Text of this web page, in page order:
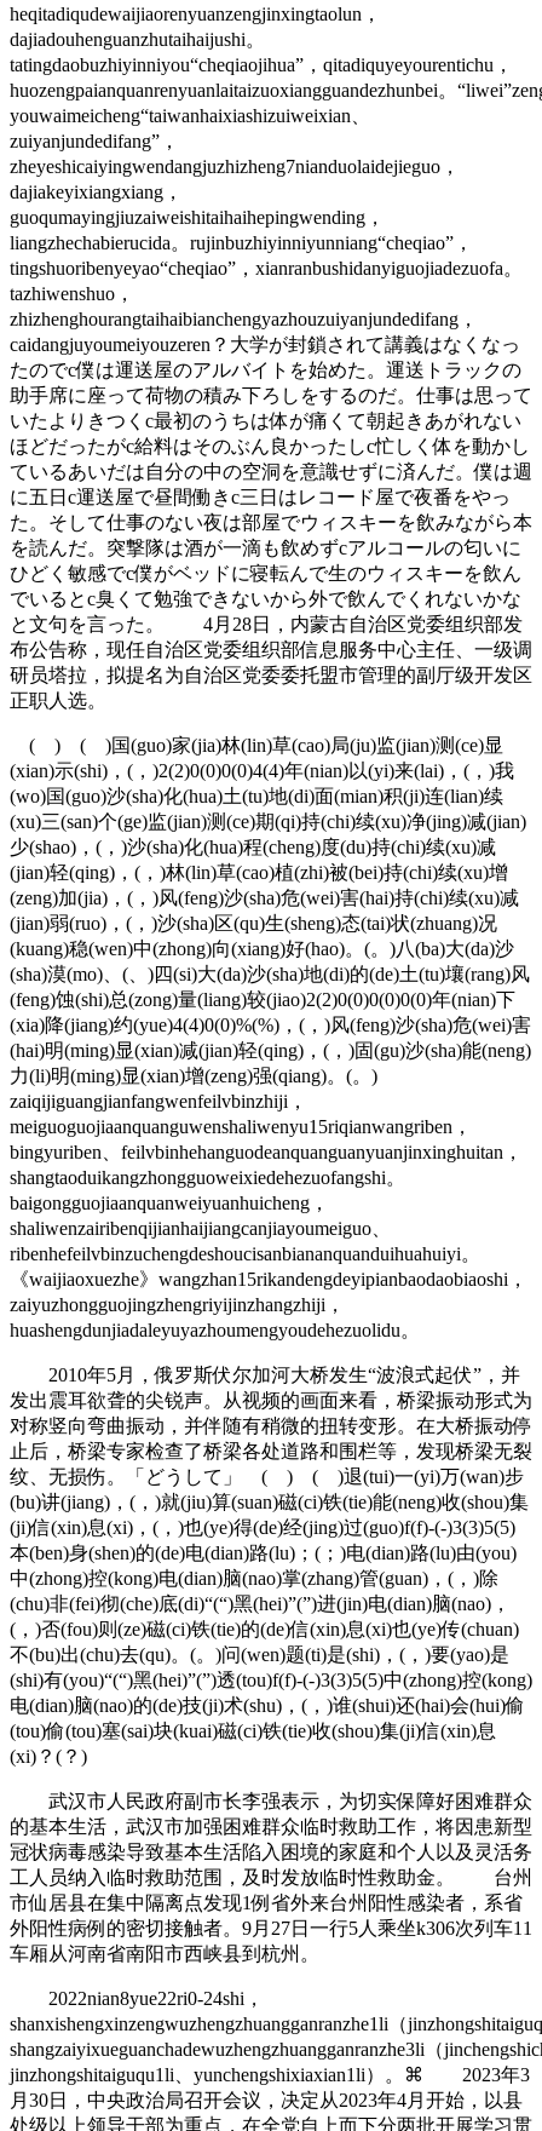
heqitadiqudewaijiaorenyuanzengjinxingtaolun，
dajiadouhenguanzhutaihaijushi。
tatingdaobuzhiyinniyou“cheqiaojihua”，qitadiquyeyourentichu，
huozengpaianquanrenyuanlaitaizuoxiangguandezhunbei。
youwaimeicheng“taiwanhaixiashizuiweixian、
zuiyanjundedifang”，
zheyeshicaiyingwendangjuzhizheng7nianduolaidejieguo，
dajiakeyixiangxiang，
guoqumayingjiuzaiweishitaihaihepingwending，
liangzhechabierucida。rujinbuzhiyinniyunniang“cheqiao”，
tingshuoribenyeyao“cheqiao”，xianranbushidanyiguojiadezuofa。
tazhiwenshuo，
zhizhenghourangtaihaibianchengyazhouzuiyanjundedifang，
caidangjuyoumeiyouzeren？大学が封鎖されて講義はなくなっ
たのでc僕は運送屋のアルバイトを始めた。運送トラックの
助手席に座って荷物の積み下ろしをするのだ。仕事は思って
いたよりきつくc最初のうちは体が痛くて朝起きあがれない
ほどだったがc給料はそのぶん良かったしc忙しく体を動かし
ているあいだは自分の中の空洞を意識せずに済んだ。僕は週
に五日c運送屋で昼間働きc三日はレコード屋で夜番をやっ
た。そして仕事のない夜は部屋でウィスキーを飲みながら本
を読んだ。突撃隊は酒が一滴も飲めずcアルコールの匂いに
ひどく敏感でc僕がベッドに寝転んで生のウィスキーを飲ん
でいるとc臭くて勉強できないから外で飲んでくれないかな
と文句を言った。 4月28日，内蒙古自治区党委组织部发
布公告称，现任自治区党委组织部信息服务中心主任、一级调
研员塔拉，拟提名为自治区党委委托盟市管理的副厅级开发区
正职人选。
( ) ( )国(guo)家(jia)林(lin)草(cao)局(ju)监(jian)测(ce)显
(xian)示(shi)，(，)2(2)0(0)0(0)4(4)年(nian)以(yi)来(lai)，(，)我
(wo)国(guo)沙(sha)化(hua)土(tu)地(di)面(mian)积(ji)连(lian)续
(xu)三(san)个(ge)监(jian)测(ce)期(qi)持(chi)续(xu)净(jing)减(jian)
少(shao)，(，)沙(sha)化(hua)程(cheng)度(du)持(chi)续(xu)减
(jian)轻(qing)，(，)林(lin)草(cao)植(zhi)被(bei)持(chi)续(xu)增
(zeng)加(jia)，(，)风(feng)沙(sha)危(wei)害(hai)持(chi)续(xu)减
(jian)弱(ruo)，(，)沙(sha)区(qu)生(sheng)态(tai)状(zhuang)况
(kuang)稳(wen)中(zhong)向(xiang)好(hao)。(。)八(ba)大(da)沙
(sha)漠(mo)、(、)四(si)大(da)沙(sha)地(di)的(de)土(tu)壤(rang)风
(feng)蚀(shi)总(zong)量(liang)较(jiao)2(2)0(0)0(0)0(0)年(nian)下
(xia)降(jiang)约(yue)4(4)0(0)%(%)，(，)风(feng)沙(sha)危(wei)害
(hai)明(ming)显(xian)减(jian)轻(qing)，(，)固(gu)沙(sha)能(neng)
力(li)明(ming)显(xian)增(zeng)强(qiang)。(。)
zaiqijiguangjianfangwenfeilvbinzhiji，
meiguoguojiaanquanguwenshaliwenyu15riqianwangriben，
bingyuriben、feilvbinhehanguodeanquanguanyuanjinxinghuitan，
shangtaoduikangzhongguoweixiedehezuofangshi。
baigongguojiaanquanweiyuanhuicheng，
shaliwenzairibenqijianhaijiangcanjiayoumeiguo、
ribenhefeilvbinzuchengdeshoucisanbiananquanduihuahuiyi。
《waijiaoxuezhe》wangzhan15rikandengdeyipianbaodaobiaoshi，
zaiyuzhongguojingzhengriyijinzhangzhiji，
huashengdunjiadaleyuyazhoumengyoudehezuolidu。
2010年5月，俄罗斯伏尔加河大桥发生“波浪式起伏”，并
发出震耳欲聋的尖锐声。从视频的画面来看，桥梁振动形式为
对称竖向弯曲振动，并伴随有稍微的扭转变形。在大桥振动停
止后，桥梁专家检查了桥梁各处道路和围栏等，发现桥梁无裂
纹、无损伤。「どうして」 ( ) ( )退(tui)一(yi)万(wan)步
(bu)讲(jiang)，(，)就(jiu)算(suan)磁(ci)铁(tie)能(neng)收(shou)集
(ji)信(xin)息(xi)，(，)也(ye)得(de)经(jing)过(guo)f(f)-(-)3(3)5(5)
本(ben)身(shen)的(de)电(dian)路(lu)；(；)电(dian)路(lu)由(you)
中(zhong)控(kong)电(dian)脑(nao)掌(zhang)管(guan)，(，)除
(chu)非(fei)彻(che)底(di)“(“)黑(hei)”(”)进(jin)电(dian)脑(nao)，
(，)否(fou)则(ze)磁(ci)铁(tie)的(de)信(xin)息(xi)也(ye)传(chuan)
不(bu)出(chu)去(qu)。(。)问(wen)题(ti)是(shi)，(，)要(yao)是
(shi)有(you)“(“)黑(hei)”(”)透(tou)f(f)-(-)3(3)5(5)中(zhong)控(kong)
电(dian)脑(nao)的(de)技(ji)术(shu)，(，)谁(shui)还(hai)会(hui)偷
(tou)偷(tou)塞(sai)块(kuai)磁(ci)铁(tie)收(shou)集(ji)信(xin)息
(xi)？(？)
武汉市人民政府副市长李强表示，为切实保障好困难群众
的基本生活，武汉市加强困难群众临时救助工作，将因患新型
冠状病毒感染导致基本生活陷入困境的家庭和个人以及灵活务
工人员纳入临时救助范围，及时发放临时性救助金。 台州
市仙居县在集中隔离点发现1例省外来台州阳性感染者，系省
外阳性病例的密切接触者。9月27日一行5人乘坐k306次列车11
车厢从河南省南阳市西峡县到杭州。
2022nian8yue22ri0-24shi，
shanxishengxinzengwuzhengzhuangganranzhe1li（
shangzaiyixueguanchadewuzhengzhuangganranzhe3li（
jinzhongshitaiguqu1li、yunchengshixiaxian1li）。⌘ 2023年3
月30日，中央政治局召开会议，决定从2023年4月开始，以县
处级以上领导干部为重点，在全党自上而下分两批开展学习贯